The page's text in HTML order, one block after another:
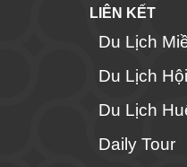
LIÊN KẾT
Du Lịch
Du Lịch
Du Lịch
Daily Tour